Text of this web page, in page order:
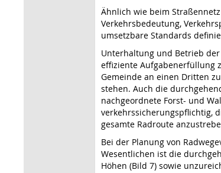
Ähnlich wie beim
Verkehrsbedeutung,
umsetzbare Standards
Unterhaltung und Betrieb
effiziente Aufgabenerfüllung
Gemeinde an einen Dritten
stehen. Auch die
nachgeordnete Forst- und
verkehrssicherungspflichtig,
gesamte Radroute
Bei der Planung von
Wesentlichen ist die
Höhen (Bild 7) sowie